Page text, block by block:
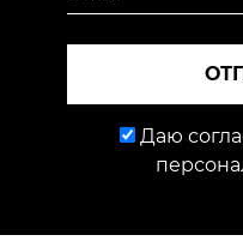
Даю